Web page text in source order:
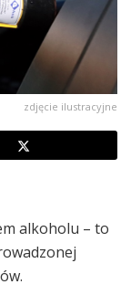
zdjęcie ilustracyjne
alkoholu – to